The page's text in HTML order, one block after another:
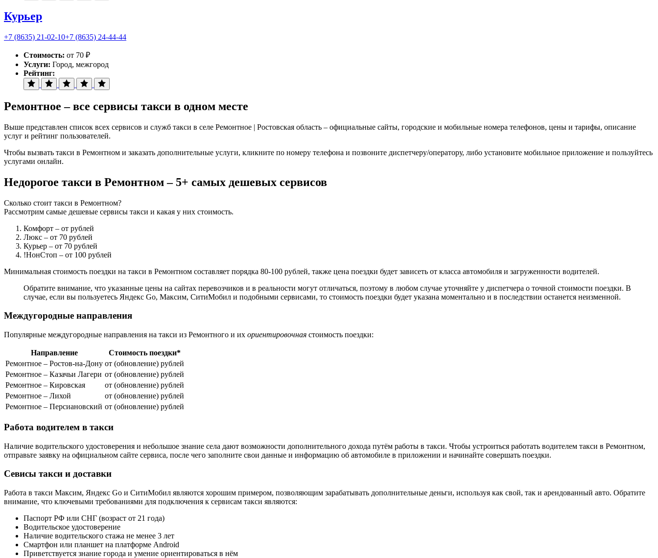
Курьер
+7 (8635) 21-02-10+7 (8635) 24-44-44
Стоимость: от 70 ₽
Услуги: Город, межгород
Рейтинг:
Ремонтное – все сервисы такси в одном месте
Выше представлен список всех сервисов и служб такси в селе Ремонтное | Ростовская область – официальные сайты, городские и мобильные номера телефонов, цены и тарифы, описание
услуг и рейтинг пользователей.
Чтобы вызвать такси в Ремонтном и заказать дополнительные услуги, кликните по номеру телефона и позвоните диспетчеру/оператору, либо установите мобильное приложение и пользуйтесь
услугами онлайн.
Недорогое такси в Ремонтном – 5+ самых дешевых сервисов
Сколько стоит такси в Ремонтном?
Рассмотрим самые дешевые сервисы такси и какая у них стоимость.
Комфорт – от рублей
Люкс – от 70 рублей
Курьер – от 70 рублей
!НонСтоп – от 100 рублей
Минимальная стоимость поездки на такси в Ремонтном составляет порядка 80-100 рублей, также цена поездки будет зависеть от класса автомобиля и загруженности водителей.
Обратите внимание, что указанные цены на сайтах перевозчиков и в реальности могут отличаться, поэтому в любом случае уточняйте у диспетчера о точной стоимости поездки. В
случае, если вы пользуетесь Яндекс Go, Максим, СитиМобил и подобными сервисами, то стоимость поездки будет указана моментально и в последствии останется неизменной.
Междугородные направления
Популярные междугородные направления на такси из Ремонтного и их ориентировочная стоимость поездки:
Направление
Стоимость поездки*
Ремонтное – Ростов-на-Дону от (обновление) рублей
Ремонтное – Казачьи Лагери от (обновление) рублей
Ремонтное – Кировская
от (обновление) рублей
Ремонтное – Лихой
от (обновление) рублей
Ремонтное – Персиановский от (обновление) рублей
Работа водителем в такси
Наличие водительского удостоверения и небольшое знание села дают возможности дополнительного дохода путём работы в такси. Чтобы устроиться работать водителем такси в Ремонтном,
отправьте заявку на официальном сайте сервиса, после чего заполните свои данные и информацию об автомобиле в приложении и начинайте совершать поездки.
Севисы такси и доставки
Работа в такси Максим, Яндекс Go и СитиМобил являются хорошим примером, позволяющим зарабатывать дополнительные деньги, используя как свой, так и арендованный авто. Обратите
внимание, что ключевыми требованиями для подключения к сервисам такси являются:
Паспорт РФ или СНГ (возраст от 21 года)
Водительское удостоверение
Наличие водительского стажа не менее 3 лет
Смартфон или планшет на платформе Android
Приветствуется знание города и умение ориентироваться в нём